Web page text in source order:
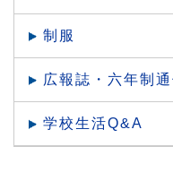
制服
広報誌・六年制
学校生活Q&A